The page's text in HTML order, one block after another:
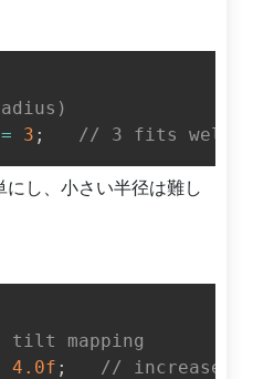
= 3 ; // 3 fits well
し、小さい半径は難し
mapping
4.0f ; // increase =